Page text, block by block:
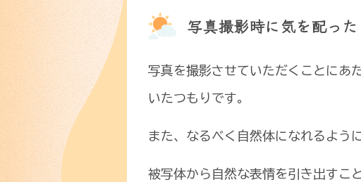
写真撮影時に気を配っ
写真を撮影させていただくことにあ
いたつもりです。
また、なるべく自然体になれるよう
被写体から自然な表情を引き出すこ